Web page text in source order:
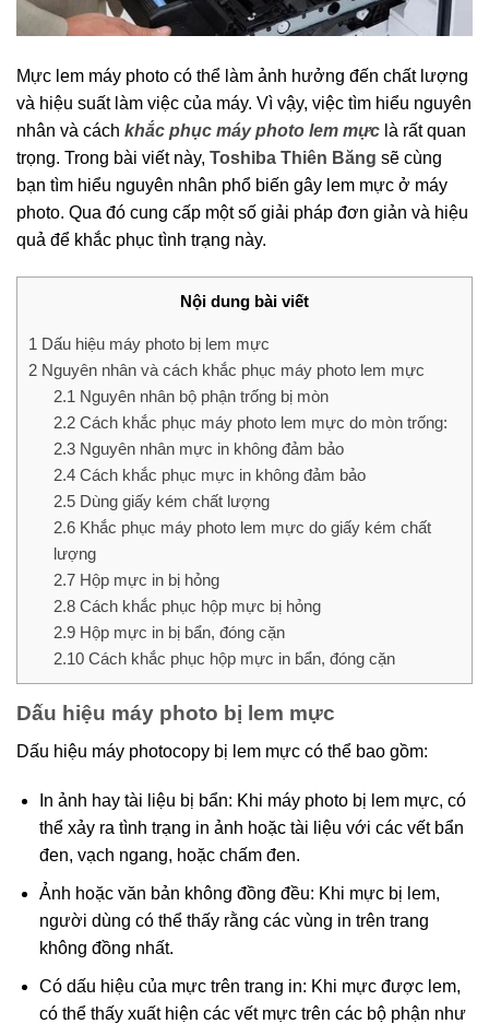
Mực lem máy photo có thể làm ảnh hưởng đến chất lượng
và hiệu suất làm việc của máy. Vì vậy, việc tìm hiểu nguyên
nhân và cách khắc phục máy photo lem mực là rất quan
trọng. Trong bài viết này, Toshiba Thiên Băng sẽ cùng
bạn tìm hiểu nguyên nhân phổ biến gây lem mực ở máy
photo. Qua đó cung cấp một số giải pháp đơn giản và hiệu
quả để khắc phục tình trạng này.
Nội dung bài viết
1 Dấu hiệu máy photo bị lem mực
2 Nguyên nhân và cách khắc phục máy photo lem mực
2.1 Nguyên nhân bộ phận trống bị mòn
2.2Cách khắc phục máy photo lem mực do mòn trống:
2.3Nguyên nhân mực in không đảm bảo
2.4Cách khắc phục mực in không đảm bảo
2.5Dùng giấy kém chất lượng
2.6Khắc phục máy photo lem mực do giấy kém chất
lượng
2.7Hộp mực in bị hỏng
2.8Cách khắc phục hộp mực bị hỏng
2.9Hộp mực in bị bẩn, đóng cặn
2.10Cách khắc phục hộp mực in bẩn, đóng cặn
Dấu hiệu máy photo bị lem mực
Dấu hiệu máy photocopy bị lem mực có thể bao gồm:
In ảnh hay tài liệu bị bẩn: Khi máy photo bị lem mực, có
thể xảy ra tình trạng in ảnh hoặc tài liệu với các vết bẩn
đen, vạch ngang, hoặc chấm đen.
Ảnh hoặc văn bản không đồng đều: Khi mực bị lem,
người dùng có thể thấy rằng các vùng in trên trang
không đồng nhất.
Có dấu hiệu của mực trên trang in: Khi mực được lem,
có thể thấy xuất hiện các vết mực trên các bộ phận như